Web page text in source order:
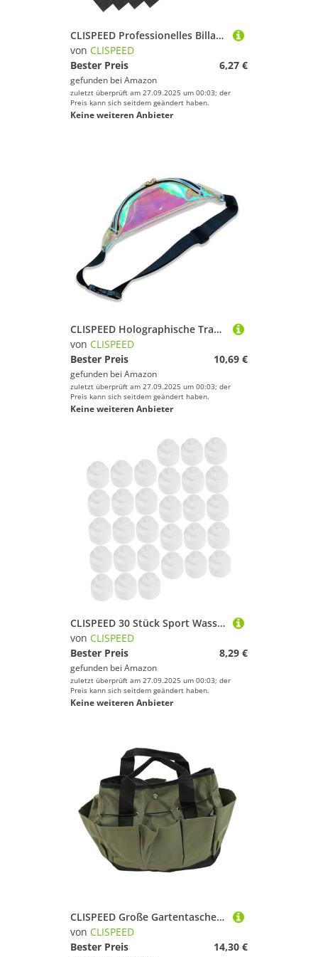
CLISPEED Professionelles Billard Queue Spitzen Reparaturset mit Cue Tip Shaper aus Kunststoff Schleifpapierblättern Wiederverwendbarem Burnisher Leicht Kompakt Langlebig Passend für
von CLISPEED
Bester Preis
6,27 €
gefunden bei Amazon
zuletzt überprüft am 27.09.2025 um 00:03; der
Preis kann sich seitdem geändert haben.
Keine weiteren Anbieter
CLISPEED Holographische Transparente PVC Bauchtasche Multifunktionale Sport Gürteltasche Leichte Reisetasche Damen Herren für Fitness Wandern Shopping
von CLISPEED
Bester Preis
10,69 €
gefunden bei Amazon
zuletzt überprüft am 27.09.2025 um 00:03; der
Preis kann sich seitdem geändert haben.
Keine weiteren Anbieter
CLISPEED 30 Stück Sport Wasserflaschen Verschlusskappen Gewinde Handzug Push Pull Deckel Auslaufsicher Ersatzkappen Für Trinkflaschen Fitness Outdoor Reise
von CLISPEED
Bester Preis
8,29 €
gefunden bei Amazon
zuletzt überprüft am 27.09.2025 um 00:03; der
Preis kann sich seitdem geändert haben.
Keine weiteren Anbieter
CLISPEED Große Gartentasche aus Strapazierfähigem Oxford Vielen Taschen Geräumiger Robuster Gartengeräte Organizer für Gartenarbeit und Werkzeugaufbewahrung in Militärgrün
von CLISPEED
Bester Preis
14,30 €